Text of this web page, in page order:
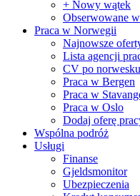
+ Nowy wątek
Obserwowane
Praca w Norwegii
Najnowsze
Lista agencji
CV po norwesku
Praca w Bergen
Praca w
Praca w Oslo
Dodaj oferę
Wspólna podróż
Usługi
Finanse
Gjeldsmonitor
Ubezpieczenia